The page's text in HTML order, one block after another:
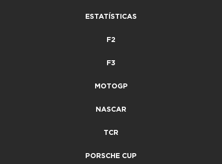
ESTATÍSTICAS
F2
F3
MOTOGP
NASCAR
TCR
PORSCHE CUP